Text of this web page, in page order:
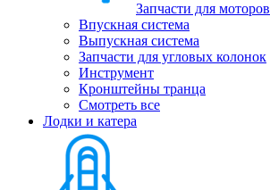
Запчасти для моторов
Впускная система
Выпускная система
Запчасти для угловых колонок
Инструмент
Кронштейны транца
Смотреть все
Лодки и катера